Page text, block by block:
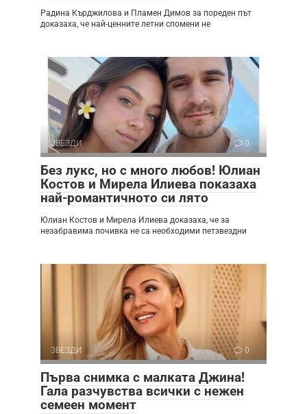
Радина Кърджилова и Пламен Димов за пореден път
доказаха, че най-ценните летни спомени не
ЗВЕЗДИ 0
Без лукс, но с много любов! Юлиан
Костов и Мирела Илиева показаха
най-романтичното си лято
Юлиан Костов и Мирела Илиева доказаха, че за
незабравима почивка не са необходими петзвездни
ЗВЕЗДИ 0
Първа снимка с малката Джина!
Гала разчувства всички с нежен
семеен момент